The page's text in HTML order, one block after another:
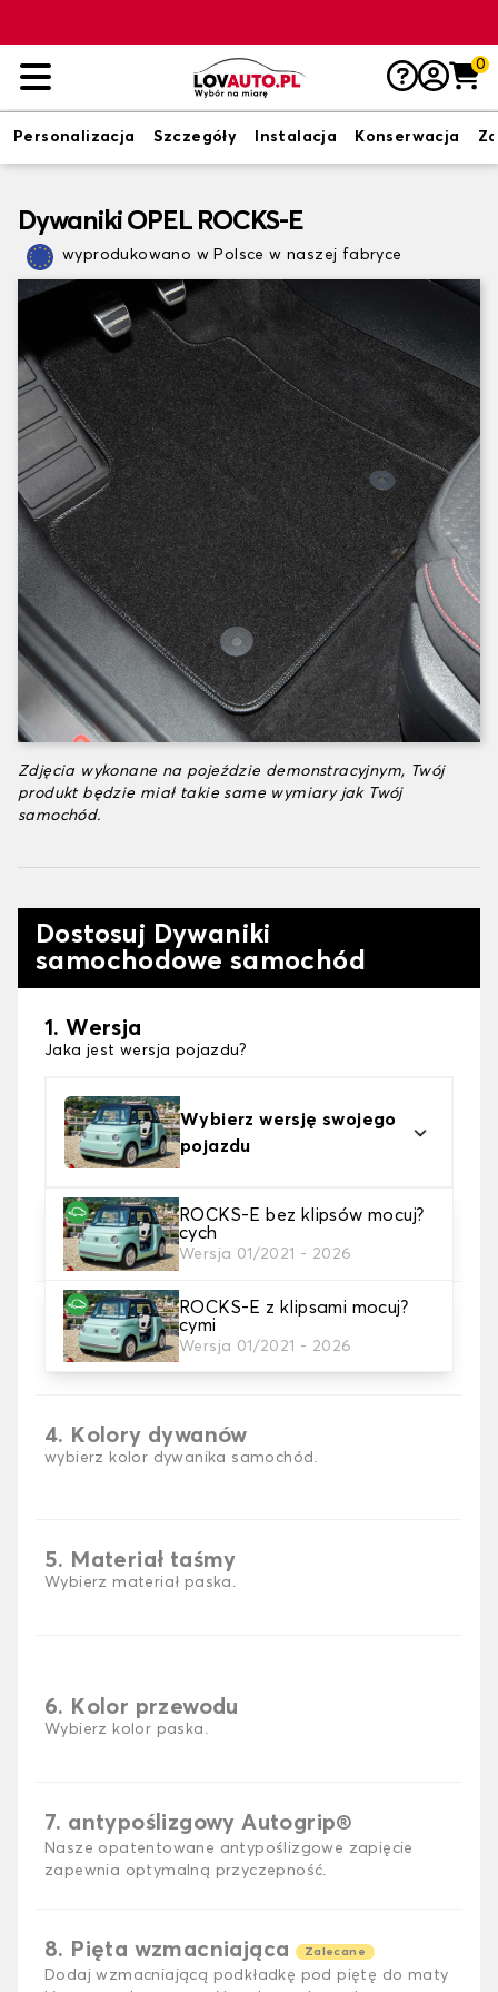
0
Personalizacja Szczegóły Instalacja Konserwacja
Dywaniki OPEL ROCKS-E
wyprodukowano w Polsce w naszej fabryce
Zdjęcia wykonane na pojeździe demonstracyjnym, Twój
produkt będzie miał takie same wymiary jak Twój
samochód.
Dostosuj Dywaniki
samochodowe samochód
1. Wersja
Jaka jest wersja pojazdu?
Wybierz wersję swojego
pojazdu
ROCKS-E bez klipsów mocuj?
cych
Wersja 01/2021 - 2026
ROCKS-E z klipsami mocuj?
cymi
Wersja 01/2021 - 2026
2. Materiał
wybierz materiał dywanika samochodowego
3. gra dywanowa
wybierz liczbę potrzebnych dywaników
samochodowych
4. Kolory dywanów
wybierz kolor dywanika samochód.
5. Materiał taśmy
Wybierz materiał paska.
6. Kolor przewodu
Wybierz kolor paska.
7. antypoślizgowy Autogrip®
Nasze opatentowane antypoślizgowe zapięcie
zapewnia optymalną przyczepność.
8. Pięta wzmacniająca Zalecane
Dodaj wzmacniającą podkładkę pod piętę do maty